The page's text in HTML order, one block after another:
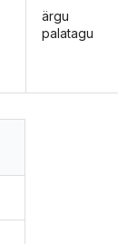
ärgu
palatagu